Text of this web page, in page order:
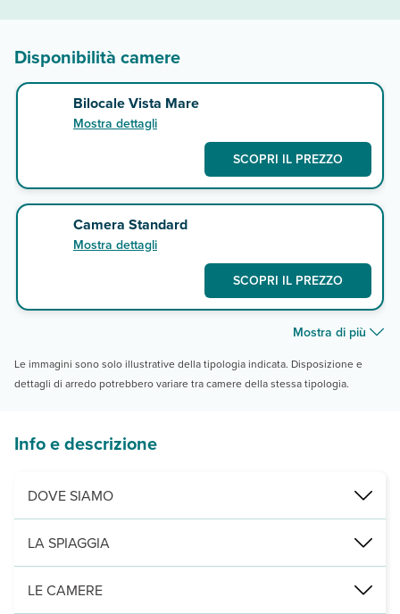
Disponibilità camere
Bilocale Vista Mare
Mostra dettagli
SCOPRI IL PREZZO
Camera Standard
Mostra dettagli
SCOPRI IL PREZZO
Mostra di più
Le immagini sono solo illustrative della tipologia indicata. Disposizione e
dettagli di arredo potrebbero variare tra camere della stessa tipologia.
Info e descrizione
DOVE SIAMO
Agia Marina, a 150 m dalla spiaggia e dall’area turistica, 9 km
LA SPIAGGIA
di sabbia, attrezzata con lettini e ombrelloni a pagamento (teli
LE CAMERE